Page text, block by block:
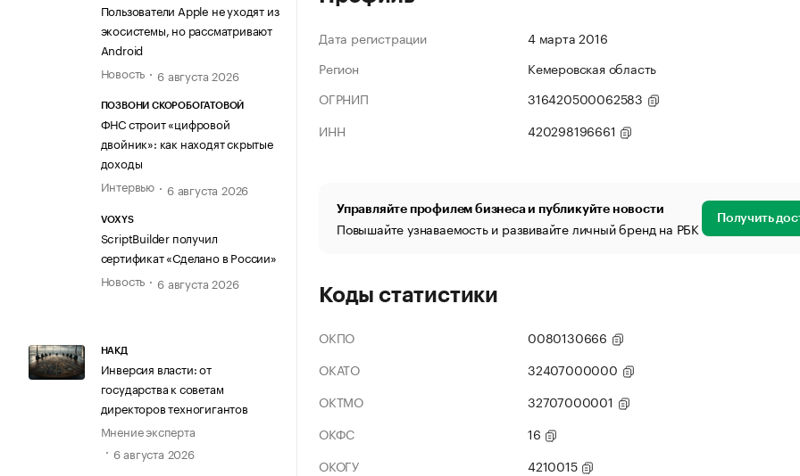
Пользователи Apple не уходят из
экосистемы, но рассматривают
Android
Новость
6 августа 2026
ПОЗВОНИ СКОРОБОГАТОВОЙ
ФНС строит «цифровой
двойник»: как находят скрытые
доходы
Интервью
6 августа 2026
VOXYS
ScriptBuilder получил
сертификат «Сделано в России»
Новость
6 августа 2026
НАКД
Инверсия власти: от
государства к советам
директоров техногигантов
Мнение эксперта
6 августа 2026
Дата регистрации
4 марта 2016
Регион
Кемеровская область
ОГРНИП
316420500062583
ИНН
420298196661
Управляйте профилем бизнеса и публикуйте новости
Повышайте узнаваемость и развивайте личный бренд на РБК Получить
Коды статистики
ОКПО
0080130666
ОКАТО
32407000000
ОКТМО
32707000001
ОКФС
16
ОКОГУ
4210015